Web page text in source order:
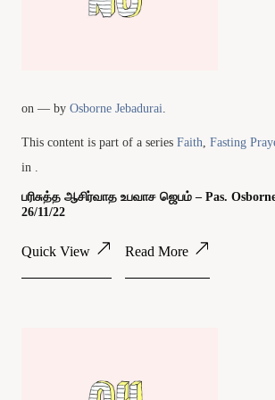
on — by Osborne Jebadurai.
This content is part of a series Faith, Fasting
in .
பரிசுத்த ஆசிர்வாத உபவாச ஜெபம் – Pas.
26/11/22
Quick View Read More